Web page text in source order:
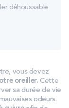
déhoussable
vous devez
oreiller. Cette
sa durée de vie
odeurs.